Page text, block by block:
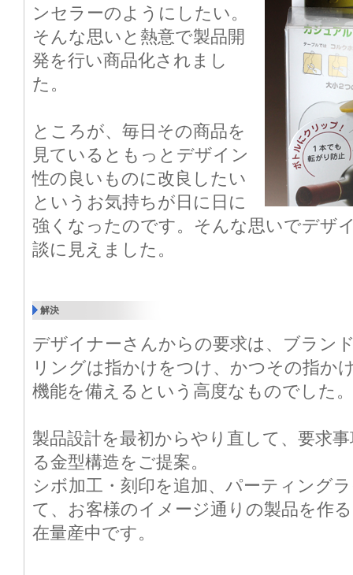
ンセラーのようにしたい。
そんな思いと熱意で製品開
発を行い商品化されまし
た。
ところが、毎日その商品を
見ているともっとデザイン
性の良いものに改良したい
というお気持ちが日に日に
強くなったのです。そんな思いでデザ
談に見えました。
解決
デザイナーさんからの要求は、ブラン
リングは指かけをつけ、かつその指か
機能を備えるという高度なものでした。
製品設計を最初からやり直して、要求
る金型構造をご提案。
シボ加工・刻印を追加、パーティング
て、お客様のイメージ通りの製品を作
在量産中です。